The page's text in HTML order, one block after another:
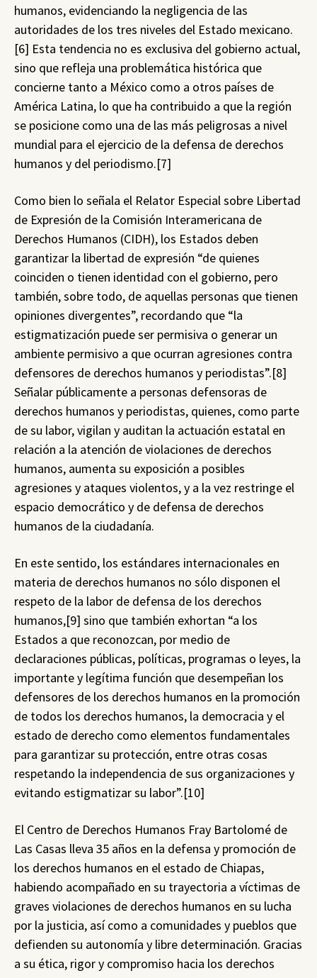
humanos, evidenciando la negligencia de las
autoridades de los tres niveles del Estado mexicano.
[6] Esta tendencia no es exclusiva del gobierno actual,
sino que refleja una problemática histórica que
concierne tanto a México como a otros países de
América Latina, lo que ha contribuido a que la región
se posicione como una de las más peligrosas a nivel
mundial para el ejercicio de la defensa de derechos
humanos y del periodismo.[7]
Como bien lo señala el Relator Especial sobre Libertad
de Expresión de la Comisión Interamericana de
Derechos Humanos (CIDH), los Estados deben
garantizar la libertad de expresión “de quienes
coinciden o tienen identidad con el gobierno, pero
también, sobre todo, de aquellas personas que tienen
opiniones divergentes”, recordando que “la
estigmatización puede ser permisiva o generar un
ambiente permisivo a que ocurran agresiones contra
defensores de derechos humanos y periodistas”.[8]
Señalar públicamente a personas defensoras de
derechos humanos y periodistas, quienes, como parte
de su labor, vigilan y auditan la actuación estatal en
relación a la atención de violaciones de derechos
humanos, aumenta su exposición a posibles
agresiones y ataques violentos, y a la vez restringe el
espacio democrático y de defensa de derechos
humanos de la ciudadanía.
En este sentido, los estándares internacionales en
materia de derechos humanos no sólo disponen el
respeto de la labor de defensa de los derechos
humanos,[9] sino que también exhortan “a los
Estados a que reconozcan, por medio de
declaraciones públicas, políticas, programas o leyes, la
importante y legítima función que desempeñan los
defensores de los derechos humanos en la promoción
de todos los derechos humanos, la democracia y el
estado de derecho como elementos fundamentales
para garantizar su protección, entre otras cosas
respetando la independencia de sus organizaciones y
evitando estigmatizar su labor”.[10]
El Centro de Derechos Humanos Fray Bartolomé de
Las Casas lleva 35 años en la defensa y promoción de
los derechos humanos en el estado de Chiapas,
habiendo acompañado en su trayectoria a víctimas de
graves violaciones de derechos humanos en su lucha
por la justicia, así como a comunidades y pueblos que
defienden su autonomía y libre determinación. Gracias
a su ética, rigor y compromiso hacia los derechos